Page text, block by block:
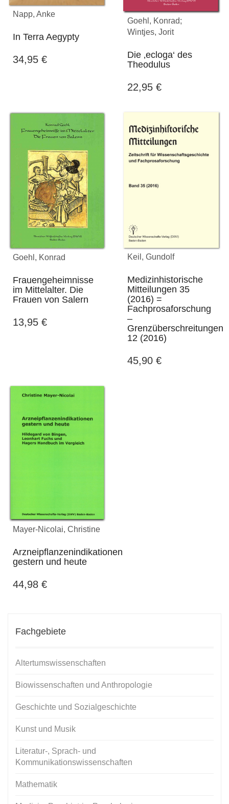
Napp, Anke
In Terra Aegypty
34,95 €
Goehl, Konrad;
Wintjes, Jorit
Die ‚ecloga‘ des
Theodulus
22,95 €
Goehl, Konrad
Frauengeheimnisse
im Mittelalter. Die
Frauen von Salern
13,95 €
Keil, Gundolf
Medizinhistorische
Mitteilungen 35
(2016) =
Fachprosaforschung
–
Grenzüberschreitungen
12 (2016)
45,90 €
Mayer-Nicolai, Christine
Arzneipflanzenindikationen
gestern und heute
44,98 €
Fachgebiete
Altertumswissenschaften
Biowissenschaften und Anthropologie
Geschichte und Sozialgeschichte
Kunst und Musik
Literatur-, Sprach- und
Kommunikationswissenschaften
Mathematik